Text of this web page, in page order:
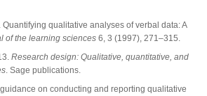
qualitative analyses of verbal data: A
of the learning sciences 6, 3 (1997), 271–315.
Research design: Qualitative, quantitative, and
. Sage publications.
on conducting and reporting qualitative